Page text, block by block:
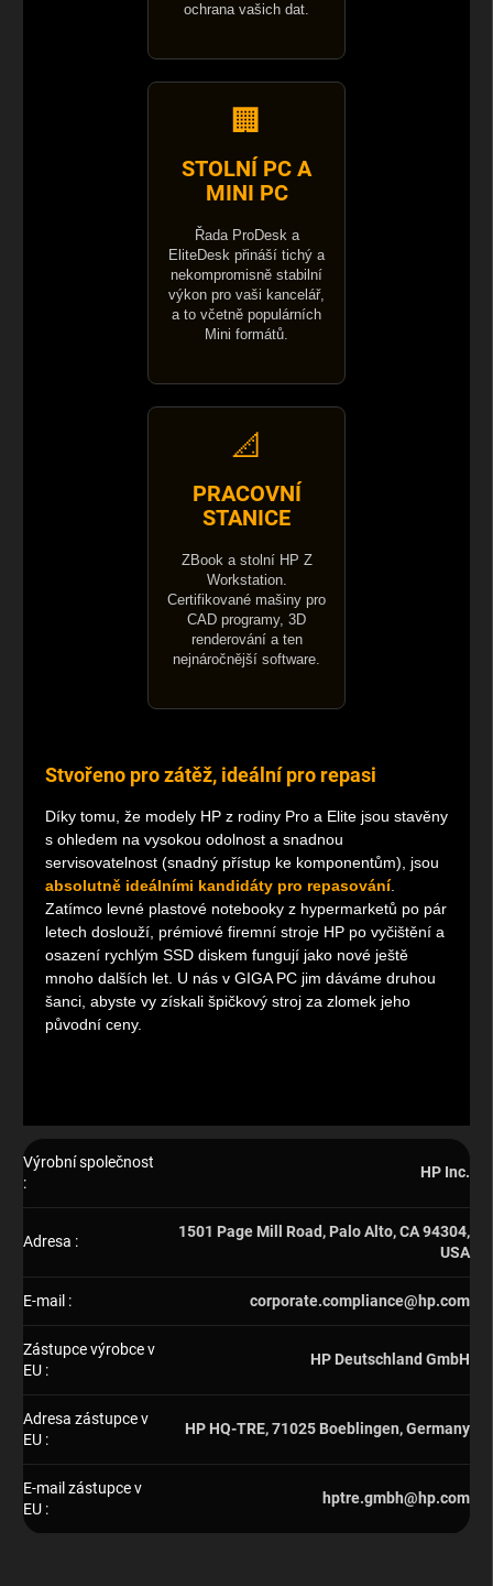
ochrana vašich dat.
🏢
STOLNÍ PC A
MINI PC
Řada ProDesk a
EliteDesk přináší tichý a
nekompromisně stabilní
výkon pro vaši kancelář,
a to včetně populárních
Mini formátů.
📐
PRACOVNÍ
STANICE
ZBook a stolní HP Z
Workstation.
Certifikované mašiny pro
CAD programy, 3D
renderování a ten
nejnáročnější software.
Stvořeno pro zátěž, ideální pro repasi
Díky tomu, že modely HP z rodiny Pro a Elite jsou stavěny
s ohledem na vysokou odolnost a snadnou
servisovatelnost (snadný přístup ke komponentům), jsou
absolutně ideálními kandidáty pro repasování.
Zatímco levné plastové notebooky z hypermarketů po pár
letech doslouží, prémiové firemní stroje HP po vyčištění a
osazení rychlým SSD diskem fungují jako nové ještě
mnoho dalších let. U nás v GIGA PC jim dáváme druhou
šanci, abyste vy získali špičkový stroj za zlomek jeho
původní ceny.
Výrobní společnost
:
HP Inc.
Adresa :
1501 Page Mill Road, Palo Alto, CA 94304,
USA
E-mail : corporate.compliance@hp.com
Zástupce výrobce v
EU :
HP Deutschland GmbH
Adresa zástupce v
EU :
HP HQ-TRE, 71025 Boeblingen, Germany
E-mail zástupce v
EU :
hptre.gmbh@hp.com